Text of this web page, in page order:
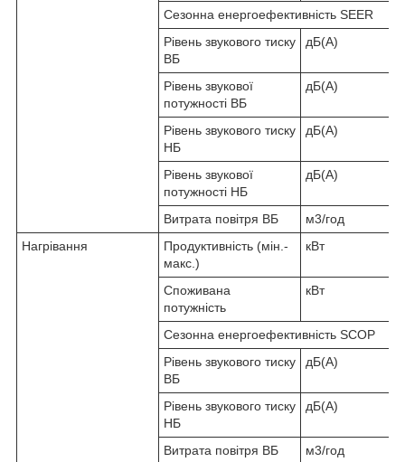
Сезонна енергоефективність SEER
Рівень звукового тиску
ВБ
дБ(А)
Рівень звукової
потужності ВБ
дБ(А)
Рівень звукового тиску
НБ
дБ(А)
Рівень звукової
потужності НБ
дБ(А)
Витрата повітря ВБ
м3/год
Нагрівання
Продуктивність (мін.-
макс.)
кВт
Споживана
потужність
кВт
Сезонна енергоефективність SCOP
Рівень звукового тиску
ВБ
дБ(А)
Рівень звукового тиску
НБ
дБ(А)
Витрата повітря ВБ
м3/год